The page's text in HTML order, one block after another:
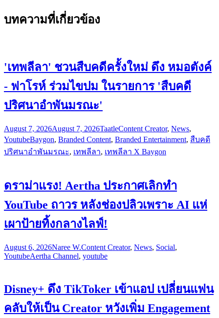
บทความที่เกี่ยวข้อง
'เทพลีลา' ชวนสืบคดีครั้งใหม่ ดึง หมอตังค์
- ฟาโรห์ ร่วมไขปม ในรายการ 'สืบคดี
ปริศนาอำพันมรณะ'
August 7, 2026August 7, 2026TaatleContent Creator, News,
YoutubeBaygon, Branded Content, Branded Entertainment, สืบคดี
ปริศนาอำพันมรณะ, เทพลีลา, เทพลีลา X Baygon
ดราม่าแรง! Aertha ประกาศเลิกทำ
YouTube ถาวร หลังช่องปลิวเพราะ AI แห่
เผาป้ายทิ้งกลางไลฟ์!
August 6, 2026Naree W.Content Creator, News, Social,
YoutubeAertha Channel, youtube
Disney+ ดึง TikToker เข้าแอป เปลี่ยนแฟน
คลับให้เป็น Creator หวังเพิ่ม Engagement